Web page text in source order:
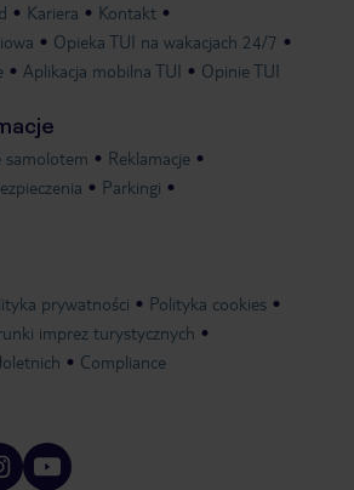
Kariera
Kontakt
Opieka TUI na wakacjach 24/7
Aplikacja mobilna TUI Opinie TUI
samolotem
Reklamacje
Parkingi
prywatności
Polityka cookies
imprez turystycznych
Compliance